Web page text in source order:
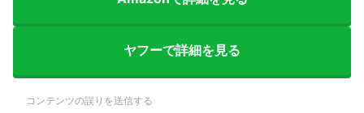
ヤフーで詳細を見る
コンテンツの誤りを送信する